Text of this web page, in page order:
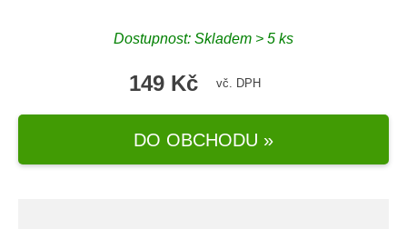
Dostupnost: Skladem > 5 ks
149 Kč vč. DPH
DO OBCHODU »